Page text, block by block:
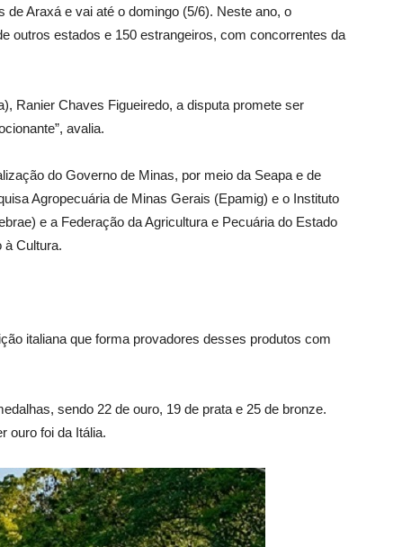
de Araxá e vai até o domingo (5/6). Neste ano, o
outros estados e 150 estrangeiros, com concorrentes da
Ranier Chaves Figueiredo, a disputa promete ser
avalia.
do Governo de Minas, por meio da Seapa e de
Agropecuária de Minas Gerais (Epamig) e o Instituto
e a Federação da Agricultura e Pecuária do Estado
à Cultura.
italiana que forma provadores desses produtos com
sendo 22 de ouro, 19 de prata e 25 de bronze.
ouro foi da Itália.